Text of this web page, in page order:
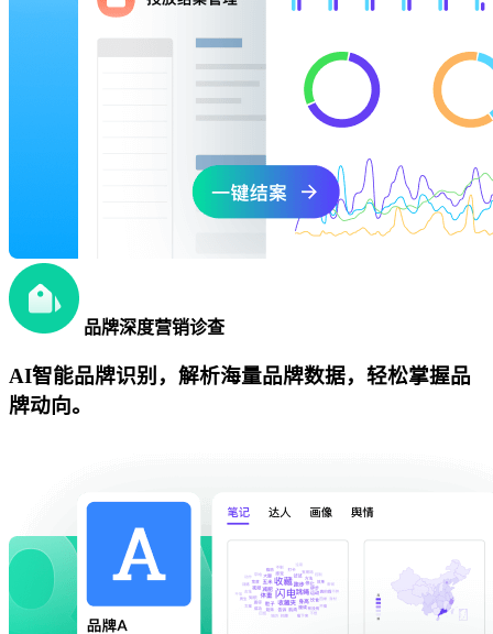
品牌深度营销诊查
AI智能品牌识别，解析海量品牌数据，轻松掌握品
牌动向。